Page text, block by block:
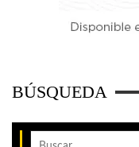
BÚSQUEDA